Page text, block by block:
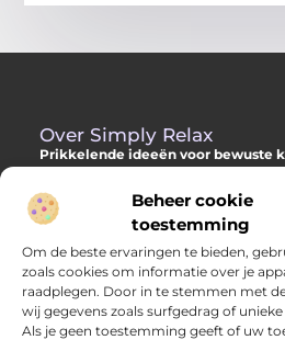
Beheer cookie
toestemming
Om de beste ervaringen te bieden,
zoals cookies om informatie over je
raadplegen. Door in te stemmen met
wij gegevens zoals surfgedrag of
Als je geen toestemming geeft of uw
Over Simply Relax
Prikkelende ideeën voor bewuste
Laat je inspireren door diverse
verdiepende inzichten en originele
te helpen met meer helderheid en
komen.